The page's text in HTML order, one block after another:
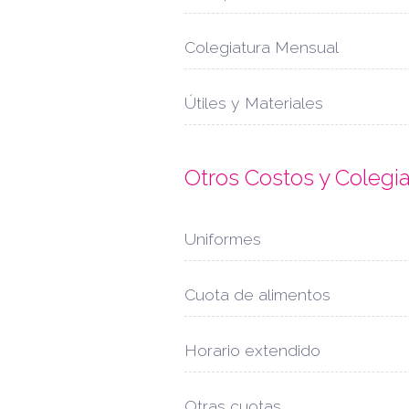
Colegiatura Mensual
Útiles y Materiales
Otros Costos y
Uniformes
Cuota de alimentos
Horario extendido